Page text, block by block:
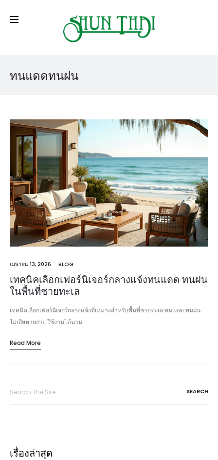
ทนแดดทนฝน
เมษายน 13, 2026 BLOG
เทคนิคเลือกเฟอร์นิเจอร์กลางแจ้งทนแดด ทนฝน
ในพื้นที่ชายทะเล
เทคนิคเลือกเฟอร์นิเจอร์กลางแจ้งที่เหมาะสำหรับพื้นที่ชายทะเล ทนแดด ทนฝน
ไม่เสียหายง่าย ใช้งานได้นาน
Read More
เรื่องล่าสุด